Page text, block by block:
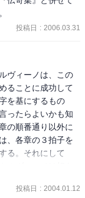
投稿日 : 2006.03.31
ヴィーノは、この
ることに成功して
を基にするもの
ったらよいかも知
の順番通り以外に
、各章の３拍子を
る。それにして
投稿日 : 2004.01.12